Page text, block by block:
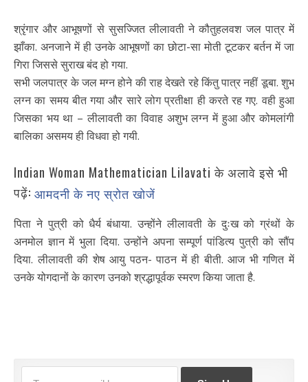
श्रृंगार और आभूषणों से सुसज्जित लीलावती ने कौतुहलवश जल पात्र में
झाँका. अनजाने में ही उनके आभूषणों का छोटा-सा मोती टूटकर बर्तन में जा
गिरा जिससे सुराख बंद हो गया.
सभी जलपात्र के जल मग्न होने की राह देखते रहे किंतु पात्र नहीं डूबा. शुभ
लग्न का समय बीत गया और सारे लोग प्रतीक्षा ही करते रह गए. वही हुआ
जिसका भय था – लीलावती का विवाह अशुभ लग्न में हुआ और कोमलांगी
बालिका असमय ही विधवा हो गयी.
Indian Woman Mathematician Lilavati के अलावे इसे भी
पढ़ें: आमदनी के नए स्रोत खोजें
पिता ने पुत्री को धैर्य बंधाया. उन्होंने लीलावती के दुःख को ग्रंथों के
अनमोल ज्ञान में भुला दिया. उन्होंने अपना सम्पूर्ण पांडित्य पुत्री को सौंप
दिया. लीलावती की शेष आयु पठन- पाठन में ही बीती. आज भी गणित में
उनके योगदानों के कारण उनको श्रद्धापूर्वक स्मरण किया जाता है.